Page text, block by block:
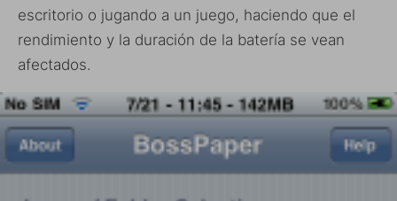
escritorio o jugando a un juego, haciendo que el
rendimiento y la duración de la batería se vean
afectados.